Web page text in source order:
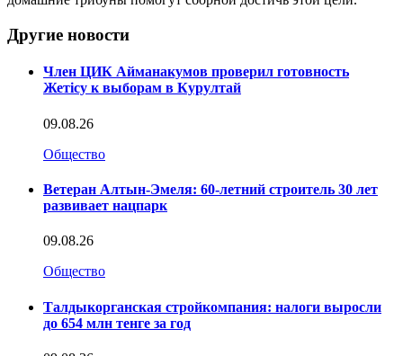
Другие новости
Член ЦИК Айманакумов проверил готовность
Жетісу к выборам в Курултай
09.08.26
Общество
Ветеран Алтын-Эмеля: 60-летний строитель 30 лет
развивает нацпарк
09.08.26
Общество
Талдыкорганская стройкомпания: налоги выросли
до 654 млн тенге за год